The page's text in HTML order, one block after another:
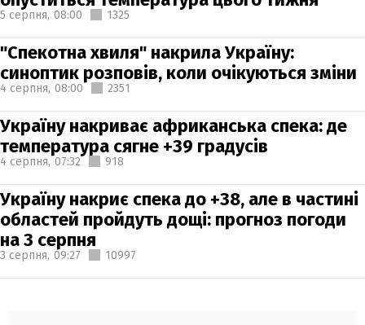
5 серпня, 08:00 1325
"Спекотна хвиля" накрила Україну:
синоптик розповів, коли очікуються зміни
4 серпня, 08:00 2351
Україну накриває африканська спека: де
температура сягне +39 градусів
4 серпня, 07:32 918
Україну накриє спека до +38, але в частині
областей пройдуть дощі: прогноз погоди
на 3 серпня
3 серпня, 09:27 10997